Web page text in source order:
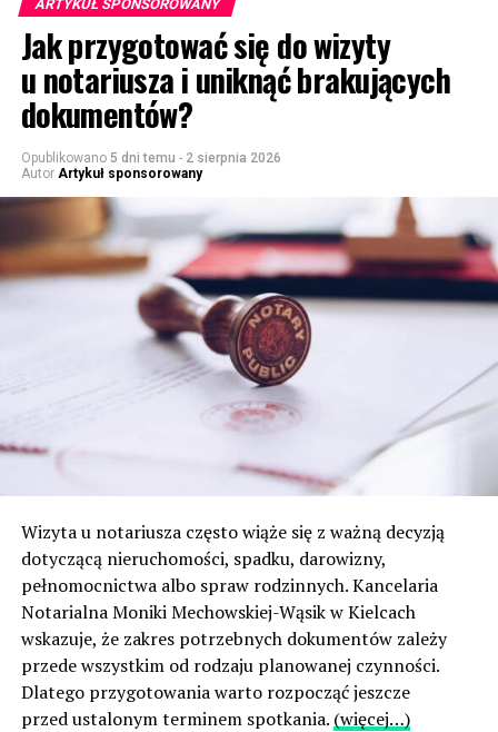
ARTYKUŁ SPONSOROWANY
Jak przygotować się do wizyty
u notariusza i uniknąć brakujących
dokumentów?
Opublikowano 5 dni temu - 2 sierpnia 2026
Autor Artykuł sponsorowany
Wizyta u notariusza często wiąże się z ważną decyzją
dotyczącą nieruchomości, spadku, darowizny,
pełnomocnictwa albo spraw rodzinnych. Kancelaria
Notarialna Moniki Mechowskiej-Wąsik w Kielcach
wskazuje, że zakres potrzebnych dokumentów zależy
przede wszystkim od rodzaju planowanej czynności.
Dlatego przygotowania warto rozpocząć jeszcze
przed ustalonym terminem spotkania. (więcej…)